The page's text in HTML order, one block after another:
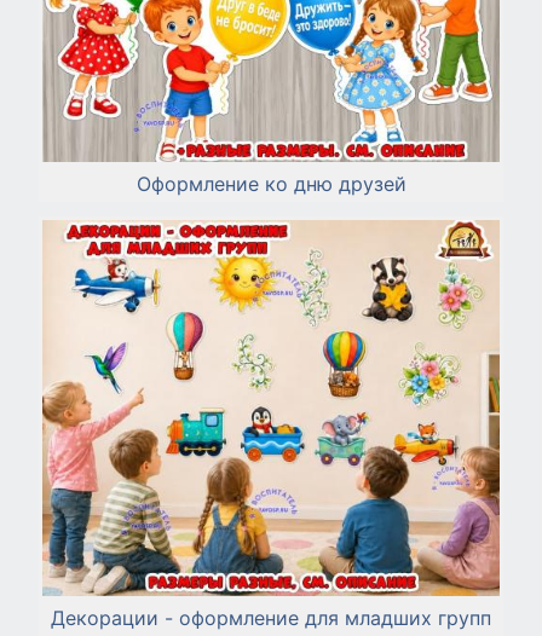
Оформление ко дню друзей
Декорации - оформление для младших групп